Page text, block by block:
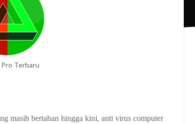
Pro Terbaru
masih bertahan hingga kini, anti virus computer